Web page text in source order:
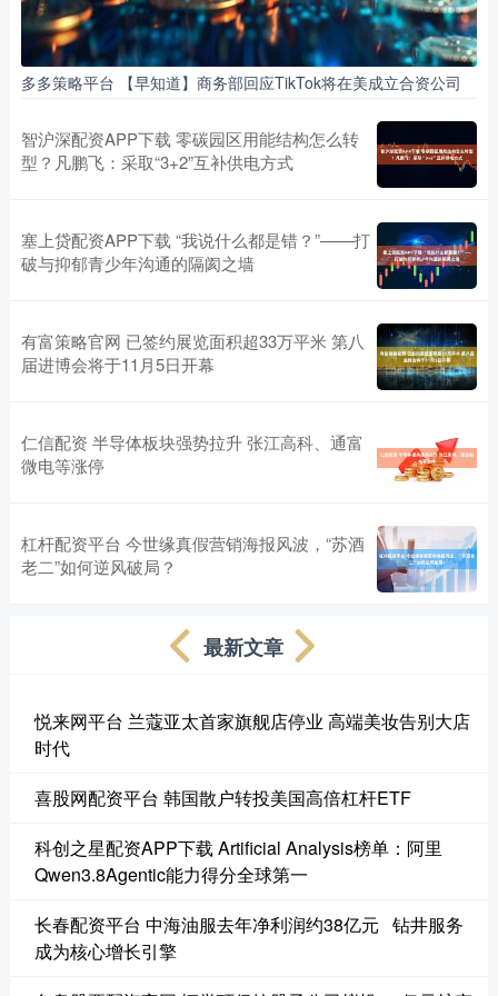
多多策略平台 【早知道】商务部回应TikTok将在美成立合资公司
智沪深配资APP下载 零碳园区用能结构怎么转
型？凡鹏飞：采取“3+2”互补供电方式
塞上贷配资APP下载 “我说什么都是错？”——打
破与抑郁青少年沟通的隔阂之墙
有富策略官网 已签约展览面积超33万平米 第八
届进博会将于11月5日开幕
仁信配资 半导体板块强势拉升 张江高科、通富
微电等涨停
杠杆配资平台 今世缘真假营销海报风波，“苏酒
老二”如何逆风破局？
最新文章
悦来网平台 兰蔻亚太首家旗舰店停业 高端美妆告别大店
时代
喜股网配资平台 韩国散户转投美国高倍杠杆ETF
科创之星配资APP下载 Artificial Analysis榜单：阿里
Qwen3.8Agentic能力得分全球第一
长春配资平台 中海油服去年净利润约38亿元 钻井服务
成为核心增长引擎